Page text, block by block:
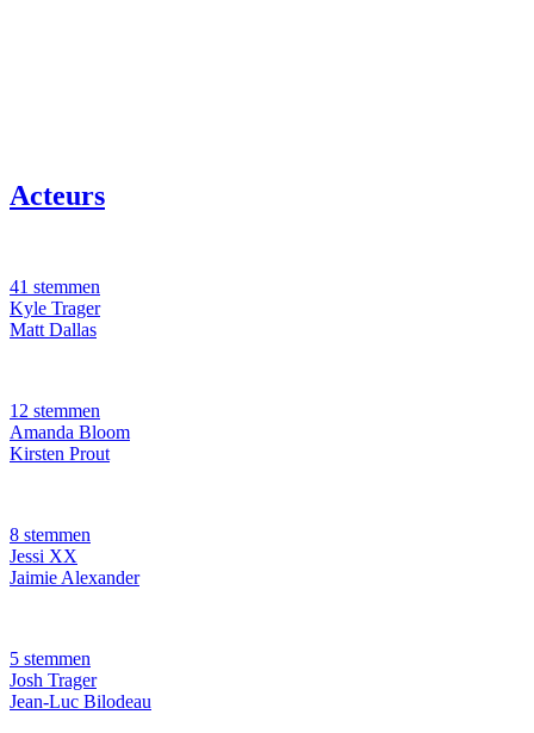
Acteurs
41 stemmen
Kyle Trager
Matt Dallas
12 stemmen
Amanda Bloom
Kirsten Prout
8 stemmen
Jessi XX
Jaimie Alexander
5 stemmen
Josh Trager
Jean-Luc Bilodeau